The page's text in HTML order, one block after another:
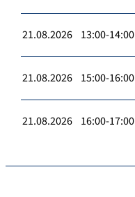
21.08.2026 13:00-14:00
21.08.2026 15:00-16:00
21.08.2026 16:00-17:00